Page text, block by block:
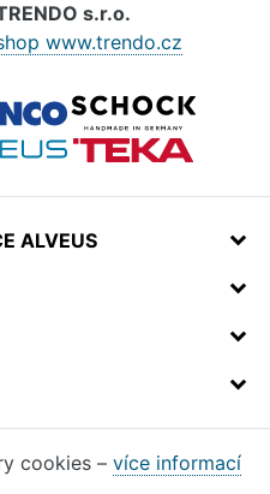
s.r.o.
www.trendo.cz
ALVEUS
cookies – více informací